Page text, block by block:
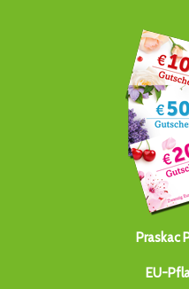
Praskac
EU-